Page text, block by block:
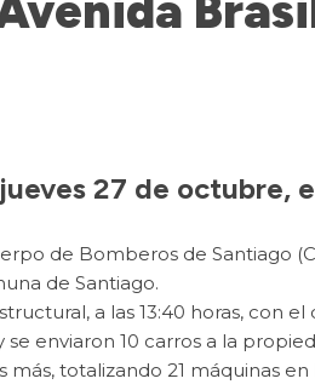
27 de octubre,
de Bomberos de Santiago
de Santiago.
a las 13:40 horas, con
se enviaron 10 carros a la
más, totalizando 21 máquinas